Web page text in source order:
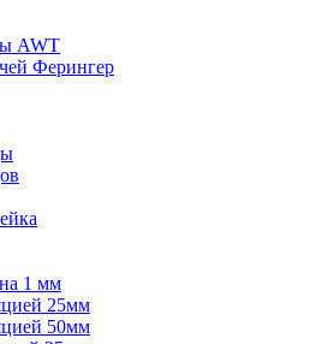
AWT
Ферингер
1 мм
25мм
50мм